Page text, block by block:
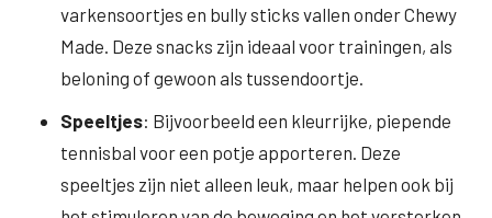
varkensoortjes en bully sticks vallen onder Chewy
Made. Deze snacks zijn ideaal voor trainingen, als
beloning of gewoon als tussendoortje.
Speeltjes: Bijvoorbeeld een kleurrijke, piepende
tennisbal voor een potje apporteren. Deze
speeltjes zijn niet alleen leuk, maar helpen ook bij